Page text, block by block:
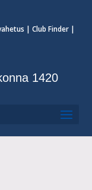
| Club Finder|
1420